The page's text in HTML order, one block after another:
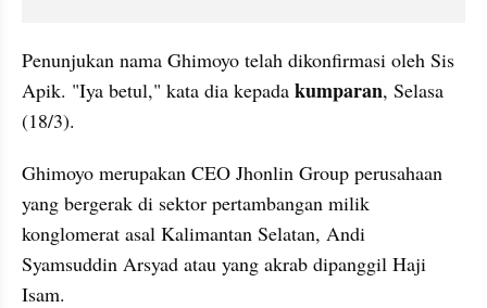
Penunjukan nama Ghimoyo telah dikonfirmasi oleh Sis
Apik. "Iya betul," kata dia kepada kumparan, Selasa
(18/3).
Ghimoyo merupakan CEO Jhonlin Group perusahaan
yang bergerak di sektor pertambangan milik
konglomerat asal Kalimantan Selatan, Andi
Syamsuddin Arsyad atau yang akrab dipanggil Haji
Isam.